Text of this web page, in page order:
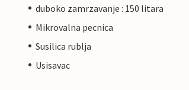
duboko zamrzavanje : 150 litara
Mikrovalna pecnica
Susilica rublja
Usisavac